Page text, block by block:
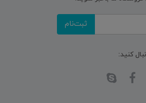
ثبت‌نام
کنید: